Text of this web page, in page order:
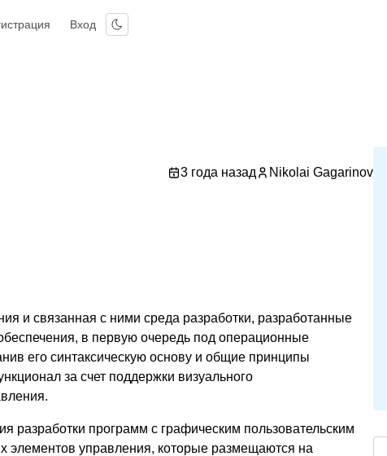
Вход
3 года назад Nikolai Gagarinov
и связанная с ними среда разработки, разработанные
в первую очередь под операционные
его синтаксическую основу и общие принципы
за счет поддержки визуального
разработки программ с графическим пользовательским
элементов управления, которые размещаются на